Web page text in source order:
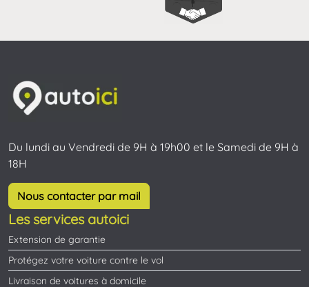
Du lundi au Vendredi de 9H à 19h00 et le Samedi de 9H à
18H
Nous contacter par mail
Les services autoici
Extension de garantie
Protégez votre voiture contre le vol
Livraison de voitures à domicile